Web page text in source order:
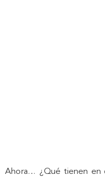
Ahora… ¿ Qué tienen en